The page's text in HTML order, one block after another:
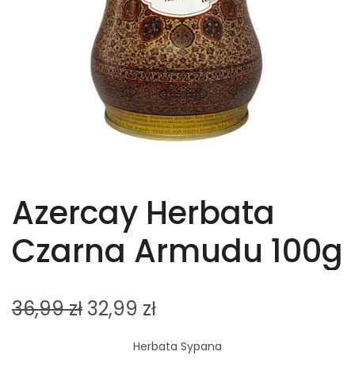
Azercay Herbata
Czarna Armudu 100g
36,99zł 32,99 zł
Herbata Sypana